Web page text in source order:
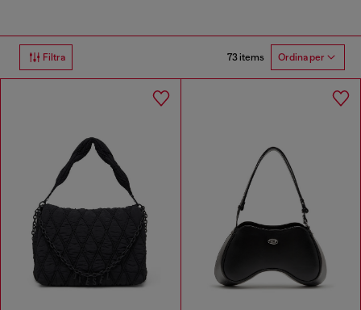
Filtra 73 items Ordina per